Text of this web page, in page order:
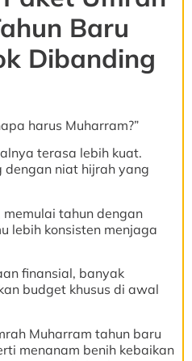
Baru
Dibanding
harus Muharram?”
terasa lebih kuat.
dengan niat hijrah yang
memulai tahun dengan
lebih konsisten menjaga
finansial, banyak
budget khusus di awal
Muharram tahun baru
menanam benih kebaikan